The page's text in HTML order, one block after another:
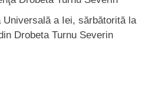
Universală a Iei, sărbătorită la
Drobeta Turnu Severin